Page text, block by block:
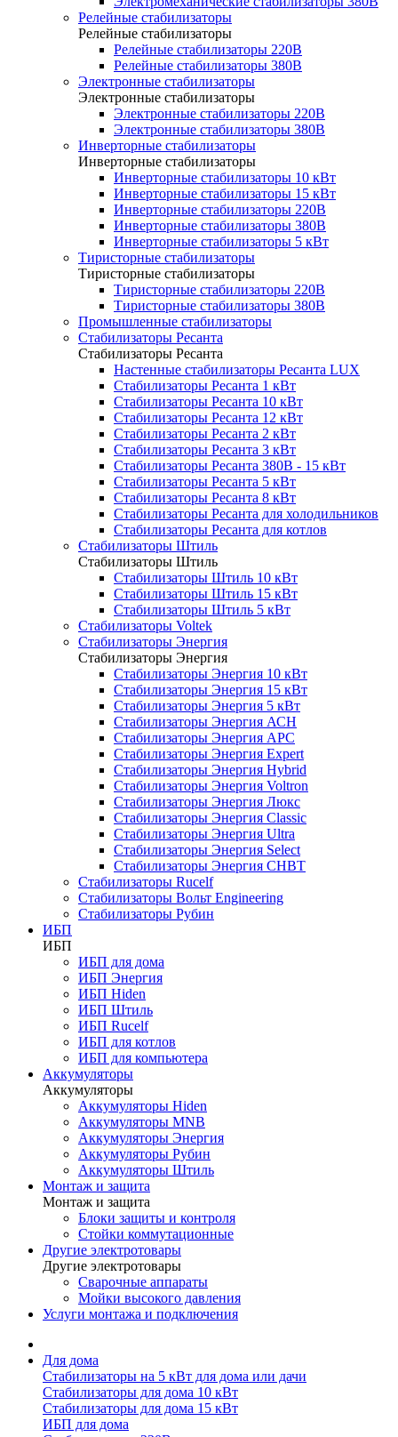
Релейные стабилизаторы
Релейные стабилизаторы
Релейные стабилизаторы 220В
Релейные стабилизаторы 380В
Электронные стабилизаторы
Электронные стабилизаторы
Электронные стабилизаторы 220В
Электронные стабилизаторы 380В
Инверторные стабилизаторы
Инверторные стабилизаторы
Инверторные стабилизаторы 10 кВт
Инверторные стабилизаторы 15 кВт
Инверторные стабилизаторы 220В
Инверторные стабилизаторы 380В
Инверторные стабилизаторы 5 кВт
Тиристорные стабилизаторы
Тиристорные стабилизаторы
Тиристорные стабилизаторы 220В
Тиристорные стабилизаторы 380В
Промышленные стабилизаторы
Стабилизаторы Ресанта
Стабилизаторы Ресанта
Настенные стабилизаторы Ресанта LUX
Стабилизаторы Ресанта 1 кВт
Стабилизаторы Ресанта 10 кВт
Стабилизаторы Ресанта 12 кВт
Стабилизаторы Ресанта 2 кВт
Стабилизаторы Ресанта 3 кВт
Стабилизаторы Ресанта 380В - 15 кВт
Стабилизаторы Ресанта 5 кВт
Стабилизаторы Ресанта 8 кВт
Стабилизаторы Ресанта для холодильников
Стабилизаторы Ресанта для котлов
Стабилизаторы Штиль
Стабилизаторы Штиль
Стабилизаторы Штиль 10 кВт
Стабилизаторы Штиль 15 кВт
Стабилизаторы Штиль 5 кВт
Стабилизаторы Voltek
Стабилизаторы Энергия
Стабилизаторы Энергия
Стабилизаторы Энергия 10 кВт
Стабилизаторы Энергия 15 кВт
Стабилизаторы Энергия 5 кВт
Стабилизаторы Энергия АСН
Стабилизаторы Энергия АРС
Стабилизаторы Энергия Expert
Стабилизаторы Энергия Hybrid
Стабилизаторы Энергия Voltron
Стабилизаторы Энергия Люкс
Стабилизаторы Энергия Classic
Стабилизаторы Энергия Ultra
Стабилизаторы Энергия Select
Стабилизаторы Энергия СНВТ
Стабилизаторы Rucelf
Стабилизаторы Вольт Engineering
Стабилизаторы Рубин
ИБП
ИБП
ИБП для дома
ИБП Энергия
ИБП Hiden
ИБП Штиль
ИБП Rucelf
ИБП для котлов
ИБП для компьютера
Аккумуляторы
Аккумуляторы
Аккумуляторы Hiden
Аккумуляторы MNB
Аккумуляторы Энергия
Аккумуляторы Рубин
Аккумуляторы Штиль
Монтаж и защита
Монтаж и защита
Блоки защиты и контроля
Стойки коммутационные
Другие электротовары
Другие электротовары
Сварочные аппараты
Мойки высокого давления
Услуги монтажа и подключения
Для дома
Стабилизаторы на 5 кВт для дома или дачи
Стабилизаторы для дома 10 кВт
Стабилизаторы для дома 15 кВт
ИБП для дома